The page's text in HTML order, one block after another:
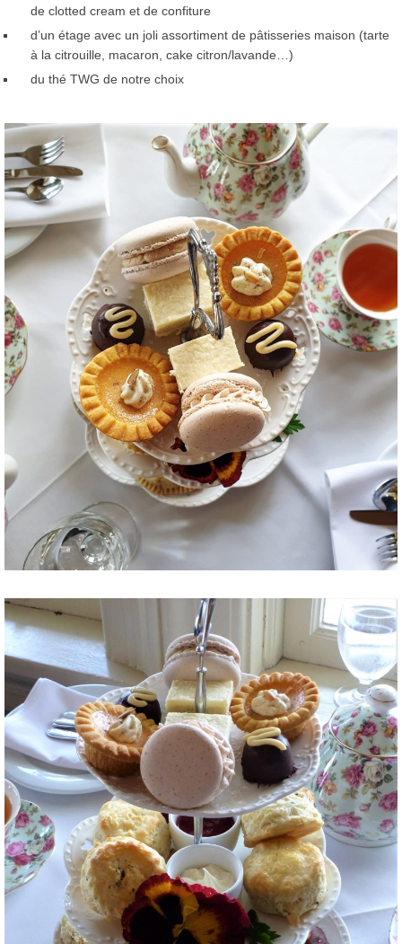
de clotted cream et de confiture
d’un étage avec un joli assortiment de pâtisseries maison (tarte
à la citrouille, macaron, cake citron/lavande…)
du thé TWG de notre choix